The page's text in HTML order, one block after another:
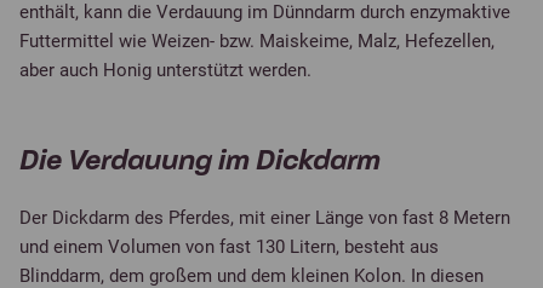
enthält, kann die Verdauung im Dünndarm durch enzymaktive
Futtermittel wie Weizen- bzw. Maiskeime, Malz, Hefezellen,
aber auch Honig unterstützt werden.
Die Verdauung im Dickdarm
Der Dickdarm des Pferdes, mit einer Länge von fast 8 Metern
und einem Volumen von fast 130 Litern, besteht aus
Blinddarm, dem großem und dem kleinen Kolon. In diesen